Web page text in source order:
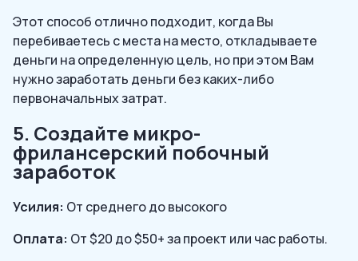
Этот способ отлично подходит, когда Вы
перебиваетесь с места на место, откладываете
деньги на определенную цель, но при этом Вам
нужно заработать деньги без каких-либо
первоначальных затрат.
5. Создайте микро-
фрилансерский побочный
заработок
Усилия: От среднего до высокого
Оплата: От $20 до $50+ за проект или час работы.